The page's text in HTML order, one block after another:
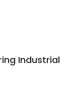
Industrial